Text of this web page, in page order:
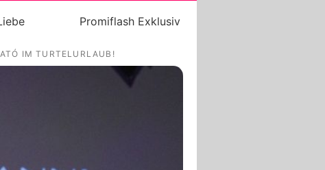
Promiflash Exklusiv
IM TURTELURLAUB!